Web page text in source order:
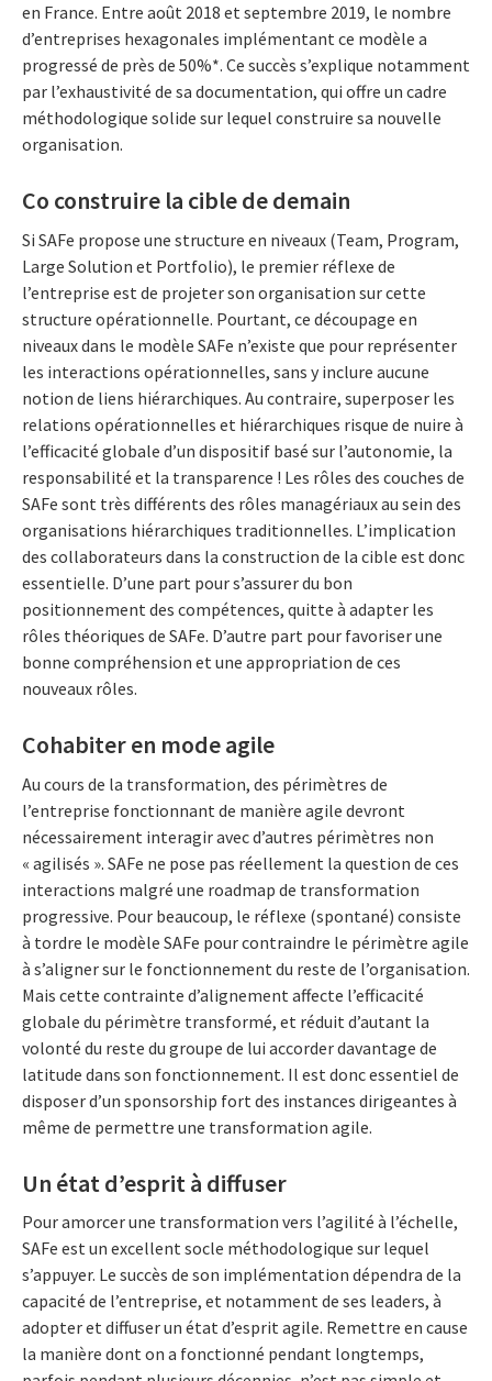
en France. Entre août 2018 et septembre 2019, le nombre
d’entreprises hexagonales implémentant ce modèle a
progressé de près de 50%*. Ce succès s’explique notamment
par l’exhaustivité de sa documentation, qui offre un cadre
méthodologique solide sur lequel construire sa nouvelle
organisation.
Co construire la cible de demain
Si SAFe propose une structure en niveaux (Team, Program,
Large Solution et Portfolio), le premier réflexe de
l’entreprise est de projeter son organisation sur cette
structure opérationnelle. Pourtant, ce découpage en
niveaux dans le modèle SAFe n’existe que pour représenter
les interactions opérationnelles, sans y inclure aucune
notion de liens hiérarchiques. Au contraire, superposer les
relations opérationnelles et hiérarchiques risque de nuire à
l’efficacité globale d’un dispositif basé sur l’autonomie, la
responsabilité et la transparence ! Les rôles des couches de
SAFe sont très différents des rôles managériaux au sein des
organisations hiérarchiques traditionnelles. L’implication
des collaborateurs dans la construction de la cible est donc
essentielle. D’une part pour s’assurer du bon
positionnement des compétences, quitte à adapter les
rôles théoriques de SAFe. D’autre part pour favoriser une
bonne compréhension et une appropriation de ces
nouveaux rôles.
Cohabiter en mode agile
Au cours de la transformation, des périmètres de
l’entreprise fonctionnant de manière agile devront
nécessairement interagir avec d’autres périmètres non
« agilisés ». SAFe ne pose pas réellement la question de ces
interactions malgré une roadmap de transformation
progressive. Pour beaucoup, le réflexe (spontané) consiste
à tordre le modèle SAFe pour contraindre le périmètre agile
à s’aligner sur le fonctionnement du reste de l’organisation.
Mais cette contrainte d’alignement affecte l’efficacité
globale du périmètre transformé, et réduit d’autant la
volonté du reste du groupe de lui accorder davantage de
latitude dans son fonctionnement. Il est donc essentiel de
disposer d’un sponsorship fort des instances dirigeantes à
même de permettre une transformation agile.
Un état d’esprit à diffuser
Pour amorcer une transformation vers l’agilité à l’échelle,
SAFe est un excellent socle méthodologique sur lequel
s’appuyer. Le succès de son implémentation dépendra de la
capacité de l’entreprise, et notamment de ses leaders, à
adopter et diffuser un état d’esprit agile. Remettre en cause
la manière dont on a fonctionné pendant longtemps,